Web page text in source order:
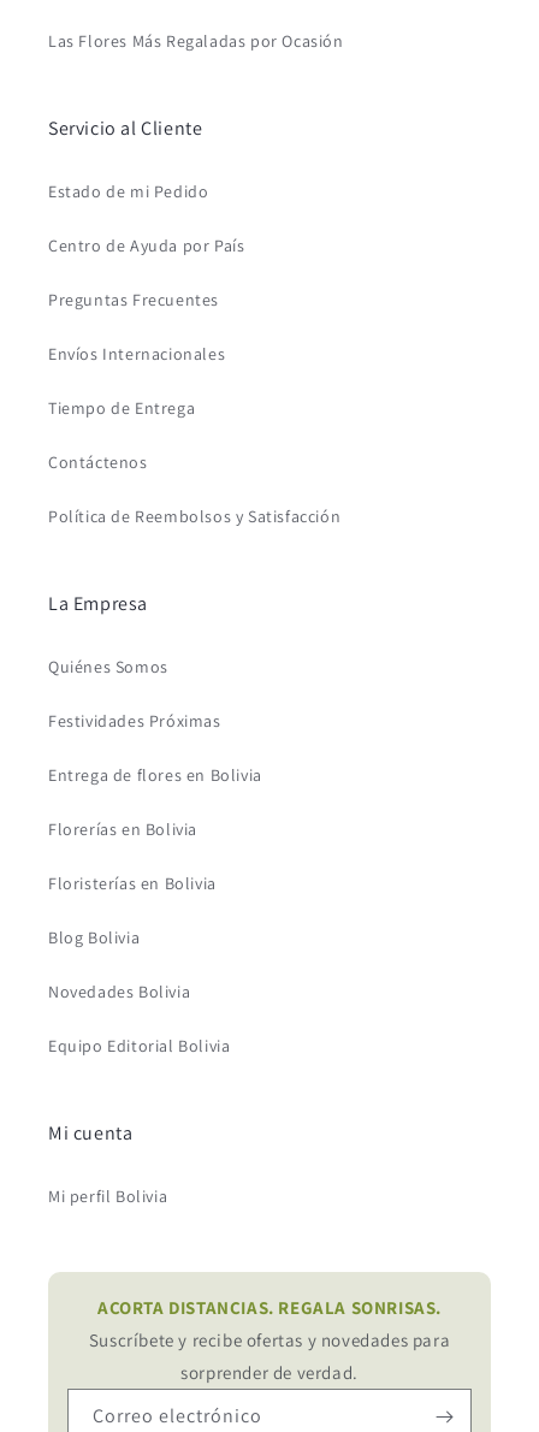
Las Flores Más Regaladas por Ocasión
Servicio al Cliente
Estado de mi Pedido
Centro de Ayuda por País
Preguntas Frecuentes
Envíos Internacionales
Tiempo de Entrega
Contáctenos
Política de Reembolsos y Satisfacción
La Empresa
Quiénes Somos
Festividades Próximas
Entrega de flores en Bolivia
Florerías en Bolivia
Floristerías en Bolivia
Blog Bolivia
Novedades Bolivia
Equipo Editorial Bolivia
Mi cuenta
Mi perfil Bolivia
ACORTA DISTANCIAS. REGALA SONRISAS.
Suscríbete y recibe ofertas y novedades para
sorprender de verdad.
Correo electrónico